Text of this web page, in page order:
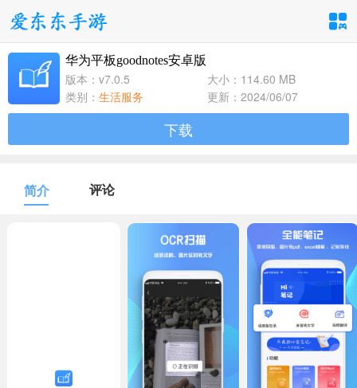
手游分类
卡牌回合
1百+款手游
1百+款手游
冒险解谜
1百+款手游
模拟经营
1百+款手游
儿童教育
1百+款手游
华为平板goodnotes安卓版
版本：v7.0.5
大小：114.60 MB
类别： 生活服务 更新：2024/06/07
下载
简介 评论